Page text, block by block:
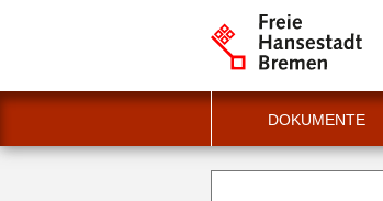
DOKUMENTE